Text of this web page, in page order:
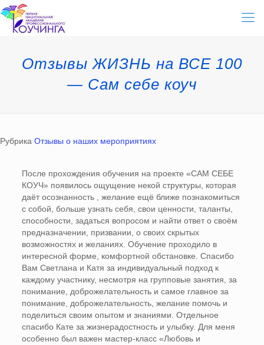
Отзывы ЖИЗНЬ на ВСЕ 100
— Сам себе коуч
Рубрика Отзывы о наших мероприятиях
После прохождения обучения на проекте «САМ СЕБЕ
КОУЧ» появилось ощущение некой структуры, которая
даёт осознанность , желание ещё ближе познакомиться
с собой, больше узнать себя, свои ценности, таланты,
способности, задаться вопросом и найти ответ о своём
предназначении, призвании, о своих скрытых
возможностях и желаниях. Обучение проходило в
интересной форме, комфортной обстановке. Спасибо
Вам Светлана и Катя за индивидуальный подход к
каждому участнику, несмотря на групповые занятия, за
понимание, доброжелательность и самое главное за
понимание, доброжелательность, желание помочь и
поделиться своим опытом и знаниями. Отдельное
спасибо Кате за жизнерадостность и улыбку. Для меня
особенно был важен мастер-класс «Любовь и